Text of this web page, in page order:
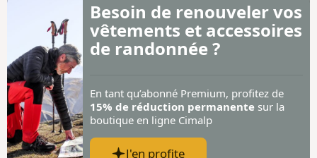
pierre aux toits de lauze rivalisent de
charme.
Besoin de renouveler vos
vêtements et accessoires
de randonnée ?
En tant qu’abonné Premium, profitez de
15% de réduction permanente sur la
boutique en ligne Cimalp
J'en profite